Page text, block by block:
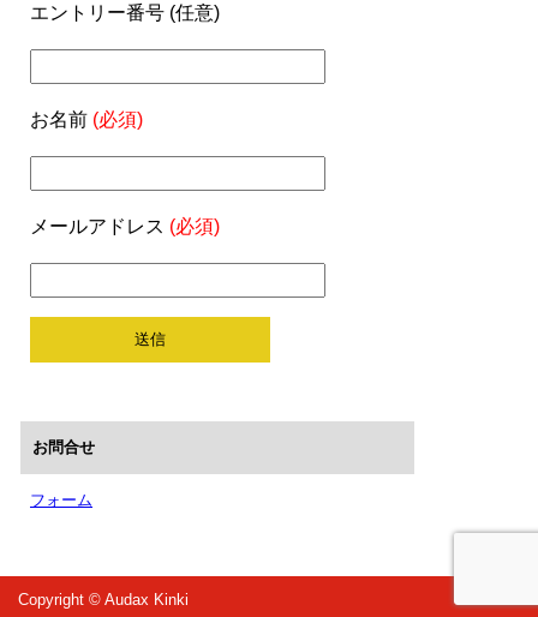
エントリー番号 (任意)
お名前 (必須)
メールアドレス (必須)
お問合せ
フォーム
Copyright © Audax Kinki